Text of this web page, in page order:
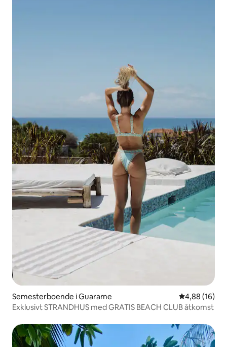
Semesterboende i Guarame 4,88 av 5 i
4,88 (16)
Exklusivt STRANDHUS med GRATIS BEACH CLUB åtkomst